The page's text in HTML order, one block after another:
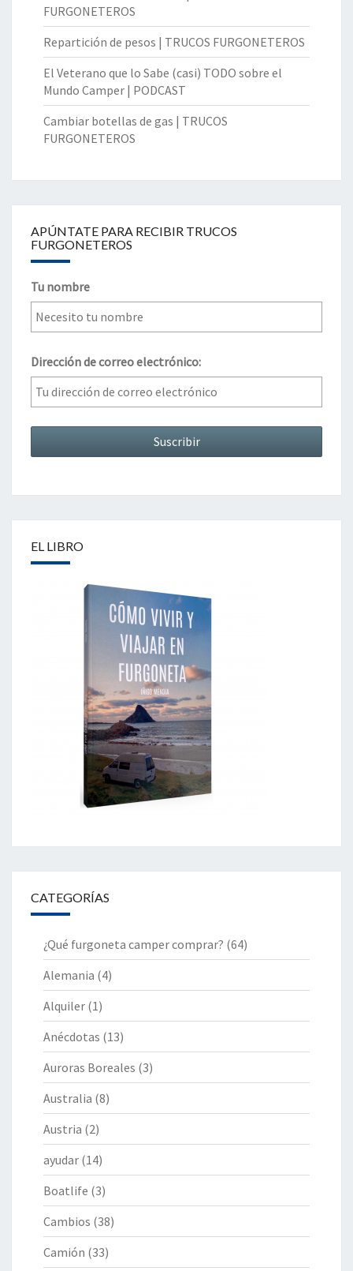
FURGONETEROS
Repartición de pesos | TRUCOS FURGONETEROS
El Veterano que lo Sabe (casi) TODO sobre el
Mundo Camper | PODCAST
Cambiar botellas de gas | TRUCOS
FURGONETEROS
APÚNTATE PARA RECIBIR TRUCOS
FURGONETEROS
Tu nombre
Dirección de correo electrónico:
EL LIBRO
CATEGORÍAS
¿Qué furgoneta camper comprar? (64)
Alemania (4)
Alquiler (1)
Anécdotas (13)
Auroras Boreales (3)
Australia (8)
Austria (2)
ayudar (14)
Boatlife (3)
Cambios (38)
Camión (33)